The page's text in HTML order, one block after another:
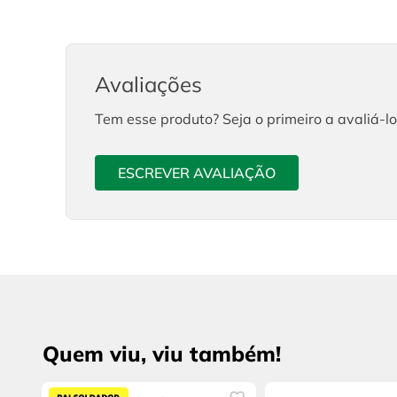
Avaliações
Tem esse produto? Seja o primeiro a avaliá-
ESCREVER AVALIAÇÃO
Quem viu, viu também!